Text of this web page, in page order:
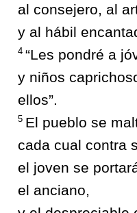
al consejero, al
y al hábil
4 “Les pondré a
y niños
ellos”.
5 El pueblo se
cada cual contra
el joven se
el anciano,